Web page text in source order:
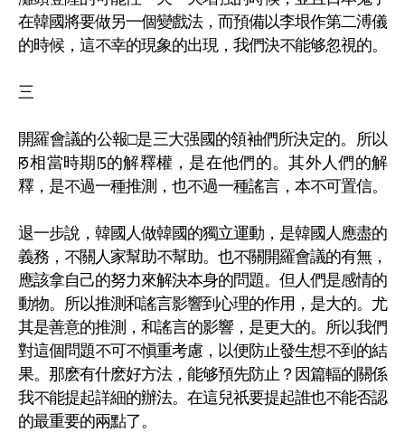
在韓國將要做另一個變戲法，而預備以李垠作第二溥儀
的時候，這不幸的現象的出現，我們決不能够忽視的。
三
開羅會議的公報□是三大强國的領袖們所決定的。所以
ꡐ相當時期ꡑ的解釋權，是在他們的。其外人們的解
釋，是不過一種推測，也不過一種謠言，本不可置信。
退一步說，韓國人做韓國的獨立運動，是韓國人應盡的
義務，不關人家幫助不幫助。也不關開羅會議的有無，
應該拿自己的努力來解決本身的問題。但人們是感情的
動物。所以推測和謠言影響到心理的作用，是大的。尤
其是善意的推測，和謠言的影響，是更大的。所以我們
對這個問題不可不愼重考慮，以便防止發生想不到的結
果。那麽有什麽好方法，能够預先防止？因篇輻的關係
我不能提起詳細的辦法。在這兒祇要提起誰也不能否認
的最重要的兩點了。